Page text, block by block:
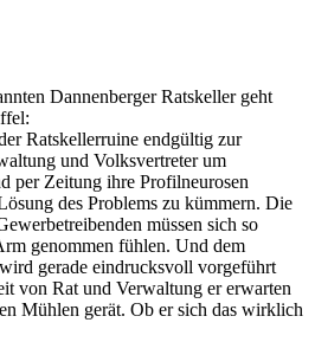
Dannenberger Ratskeller geht
Ratskellerruine endgültig zur
und Volksvertreter um
per Zeitung ihre Profilneurosen
des Problems zu kümmern. Die
müssen sich so
genommen fühlen. Und dem
gerade eindrucksvoll vorgeführt
von Rat und Verwaltung er erwarten
Mühlen gerät. Ob er sich das wirklich